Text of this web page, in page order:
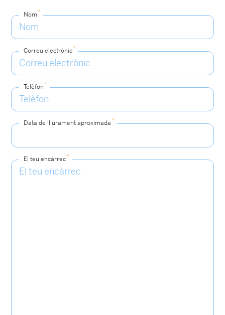
Nom*
Correu electrònic*
Telèfon*
Data de lliurament aproximada*
El teu encàrrec*